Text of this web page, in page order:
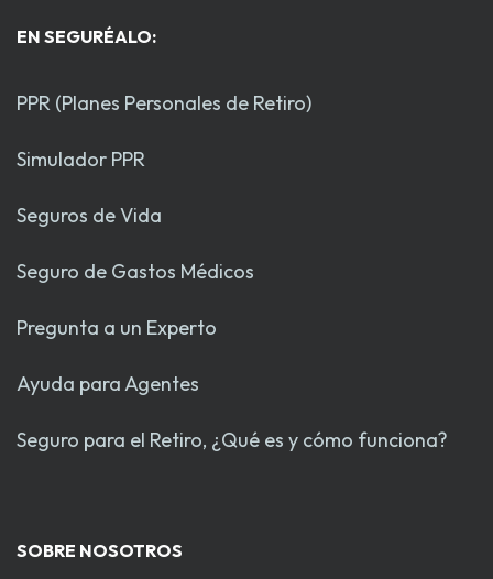
EN SEGURÉALO:
PPR (Planes Personales de Retiro)
Simulador PPR
Seguros de Vida
Seguro de Gastos Médicos
Pregunta a un Experto
Ayuda para Agentes
Seguro para el Retiro, ¿Qué es y cómo funciona?
SOBRE NOSOTROS